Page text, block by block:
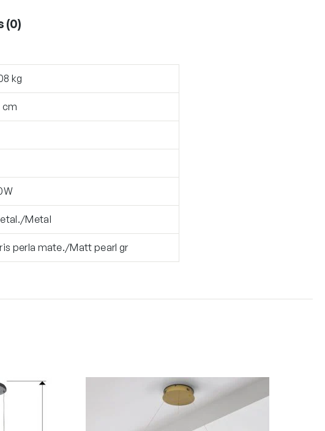
(0)
kg
cm
Metal
perla mate./Matt pearl gr